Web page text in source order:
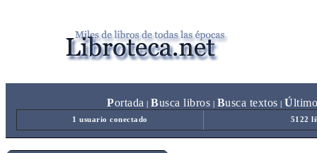
Portada Busca libros Busca textos Ú
1 usuario conectado 5122